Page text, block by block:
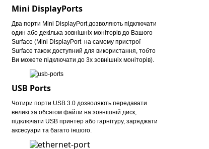
Mini DisplayPorts
Два порти Mini DisplayPort дозволяють підключати
один або декілька зовнішніх моніторів до Вашого
Surface (Mini DisplayPort на самому пристрої
Surface також доступний для використання, тобто
Ви можете підключати до 3х зовнішніх моніторів).
USB Ports
Чотири порти USB 3.0 дозволяють передавати
великі за обсягом файли на зовнішній диск,
підключати USB принтер або гарнітуру, заряджати
аксесуари та багато іншого.